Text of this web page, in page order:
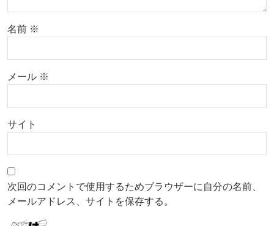
名前 ※
メール ※
サイト
次回のコメントで使用するためブラウザーに自分の名前、
メールアドレス、サイトを保存する。